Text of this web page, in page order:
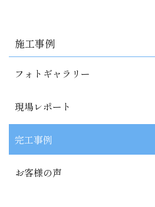
施工事例
フォトギャラリー
現場レポート
完工事例
お客様の声